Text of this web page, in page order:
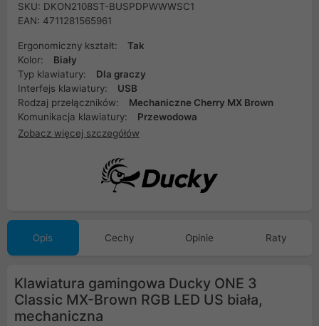
SKU: DKON2108ST-BUSPDPWWWSC1
EAN: 4711281565961
Ergonomiczny kształt:
Tak
Kolor:
Biały
Typ klawiatury:
Dla graczy
Interfejs klawiatury:
USB
Rodzaj przełączników:
Mechaniczne Cherry MX Brown
Komunikacja klawiatury:
Przewodowa
Zobacz więcej szczegółów
Opis Cechy Opinie Raty
Klawiatura gamingowa Ducky ONE 3
Classic MX-Brown RGB LED US biała,
mechaniczna